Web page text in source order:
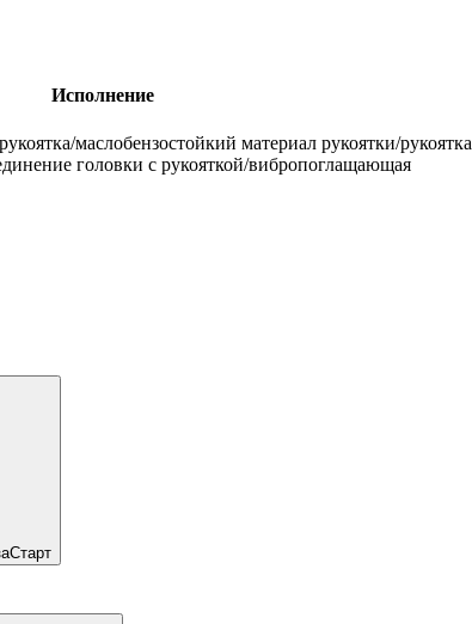
Исполнение
маслобензостойкий материал рукоятки/рукоятка
головки с рукояткой/вибропоглащающая
Старт